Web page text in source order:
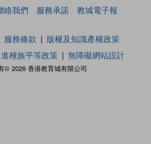
絡我們 服務承諾 教城電子報
© 2026 香港教育城有限公司
服務條款
版權及知識產權政策
種族平等政策 無障礙網站設計